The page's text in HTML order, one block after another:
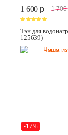
1 600 p 1 700
Тэн для
125639)
-17%